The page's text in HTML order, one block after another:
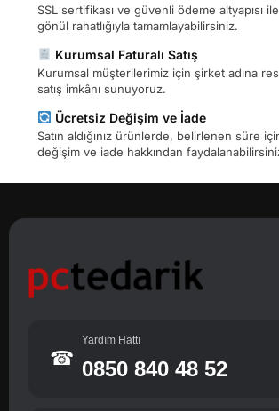
SSL sertifikası ve güvenli ödeme altyapısı
gönül rahatlığıyla tamamlayabilirsiniz.
Kurumsal Faturalı Satış
Kurumsal müşterilerimiz için şirket adına
satış imkânı sunuyoruz.
Ücretsiz Değişim ve İade
Satın aldığınız ürünlerde, belirlenen süre
değişim ve iade hakkından
☎
Yardım Hattı
0850 840 48 52